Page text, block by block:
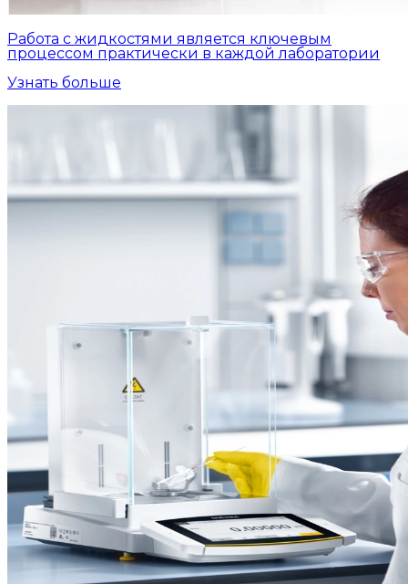
Работа с жидкостями является ключевым
процессом практически в каждой лаборатории
Узнать больше